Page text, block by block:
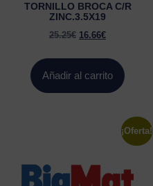
TORNILLO BROCA C/R
ZINC.3.5X19
25.25€ 16.66€
Añadir al carrito
¡Oferta!